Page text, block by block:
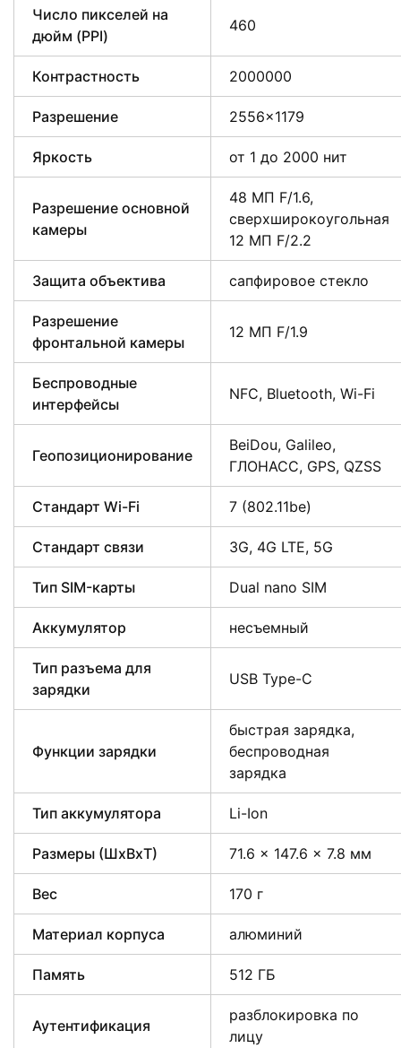
Число пикселей на
дюйм (PPI)
460
Контрастность 2000000
Разрешение 2556×1179
Яркость от 1 до 2000 нит
Разрешение основной
камеры
48 МП F/1.6,
сверхширокоугольная
12 МП F/2.2
Защита объектива сапфировое стекло
Разрешение
фронтальной камеры
12 МП F/1.9
Беспроводные
интерфейсы
NFC, Bluetooth, Wi-Fi
Геопозиционирование
BeiDou, Galileo,
ГЛОНАСС, GPS, QZSS
Стандарт Wi-Fi 7 (802.11be)
Стандарт связи 3G, 4G LTE, 5G
Тип SIM-карты Dual nano SIM
Аккумулятор несъемный
Тип разъема для
зарядки
USB Type-C
Функции зарядки
быстрая зарядка,
беспроводная
зарядка
Тип аккумулятора Li-Ion
Размеры (ШxВxТ) 71.6 x 147.6 x 7.8 мм
Вес 170 г
Материал корпуса алюминий
Память 512 ГБ
Аутентификация
разблокировка по
лицу